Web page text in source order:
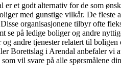
et godt alternativ for de som
med gunstige vilkår. De fleste
organisasjonene tilbyr ofte
se på ledige boliger og andre
andre tjenester relatert til
Borettslag i Arendal anbefaler
som vil svare på alle spørsmålene